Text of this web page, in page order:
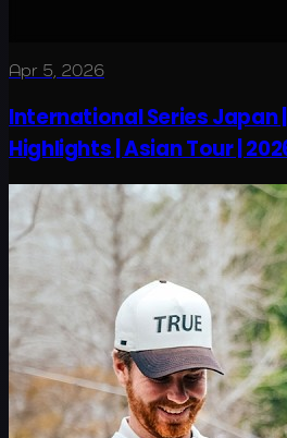
Apr 5, 2026
International Series Japan
Highlights | Asian Tour |